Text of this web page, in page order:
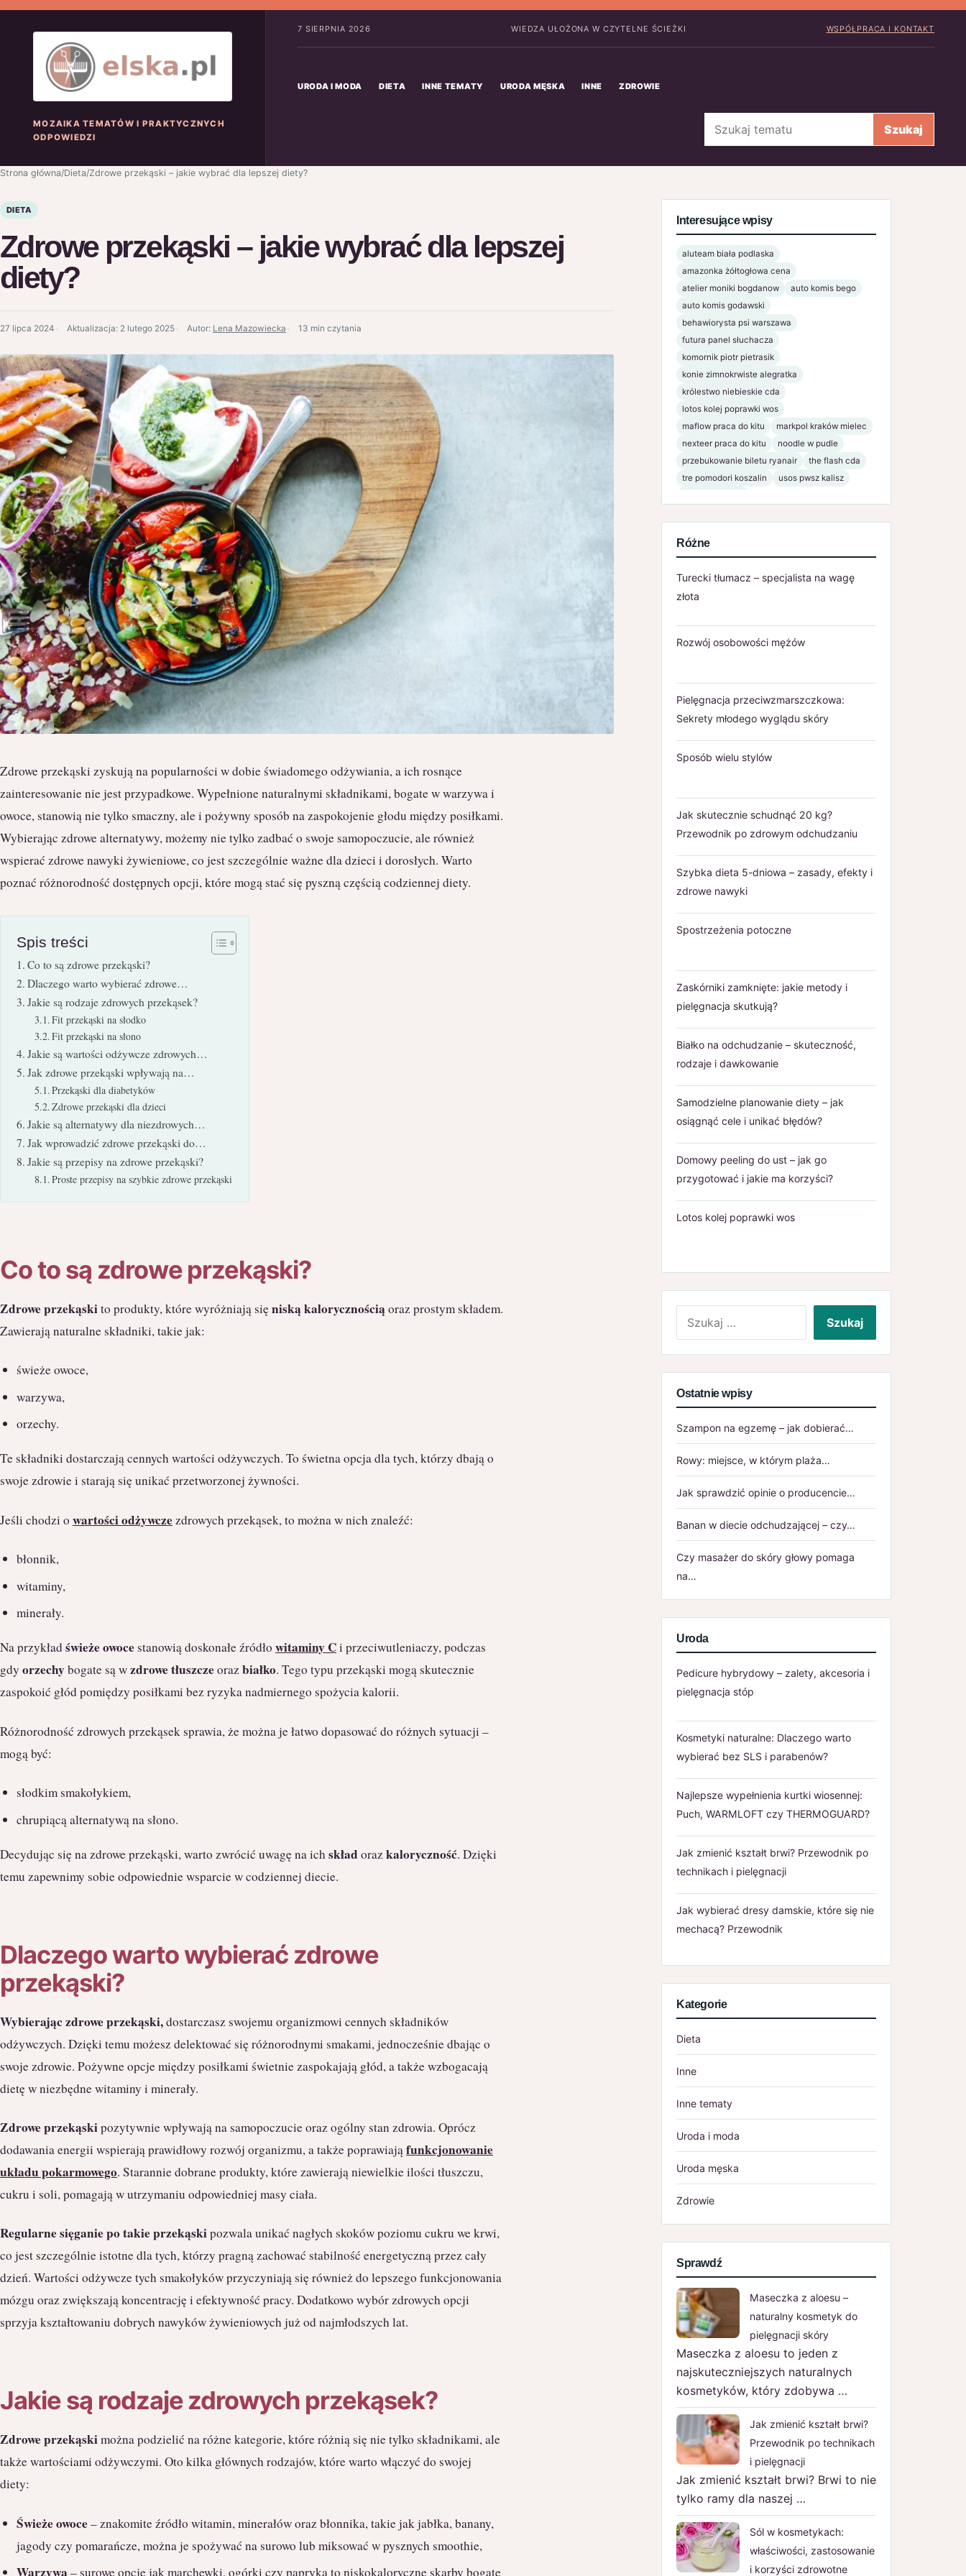
MOZAIKA TEMATÓW I PRAKTYCZNYCH
ODPOWIEDZI
7 SIERPNIA 2026 WIEDZA UŁOŻONA W CZYTELNE ŚCIEŻKI WSPÓŁPRACA I KONTAKT
URODA I MODA DIETA INNE TEMATY URODA MĘSKA INNE ZDROWIE
Szukaj Szukaj
Strona główna/Dieta/Zdrowe przekąski – jakie wybrać dla lepszej diety?
DIETA
Zdrowe przekąski – jakie wybrać dla lepszej
diety?
27 lipca 2024 Aktualizacja: 2 lutego 2025 Autor: Lena Mazowiecka 13 min czytania
Zdrowe przekąski zyskują na popularności w dobie świadomego odżywiania, a ich rosnące
zainteresowanie nie jest przypadkowe. Wypełnione naturalnymi składnikami, bogate w warzywa i
owoce, stanowią nie tylko smaczny, ale i pożywny sposób na zaspokojenie głodu między posiłkami.
Wybierając zdrowe alternatywy, możemy nie tylko zadbać o swoje samopoczucie, ale również
wspierać zdrowe nawyki żywieniowe, co jest szczególnie ważne dla dzieci i dorosłych. Warto
poznać różnorodność dostępnych opcji, które mogą stać się pyszną częścią codziennej diety.
Spis treści
Co to są zdrowe przekąski?
Dlaczego warto wybierać zdrowe…
Jakie są rodzaje zdrowych przekąsek?
Fit przekąski na słodko
Fit przekąski na słono
Jakie są wartości odżywcze zdrowych…
Jak zdrowe przekąski wpływają na…
Przekąski dla diabetyków
Zdrowe przekąski dla dzieci
Jakie są alternatywy dla niezdrowych…
Jak wprowadzić zdrowe przekąski do…
Jakie są przepisy na zdrowe przekąski?
Proste przepisy na szybkie zdrowe przekąski
Co to są zdrowe przekąski?
Zdrowe przekąskito produkty, które wyróżniają się niską kalorycznością oraz prostym składem.
Zawierają naturalne składniki, takie jak:
świeże owoce,
warzywa,
orzechy.
Te składniki dostarczają cennych wartości odżywczych. To świetna opcja dla tych, którzy dbają o
swoje zdrowie i starają się unikać przetworzonej żywności.
Jeśli chodzi o wartości odżywczezdrowych przekąsek, to można w nich znaleźć:
błonnik,
witaminy,
minerały.
Na przykładświeże owoce stanowią doskonałe źródło witaminy Ci przeciwutleniaczy, podczas
gdy orzechybogate są wzdrowe tłuszczeorazbiałko. Tego typu przekąski mogą skutecznie
zaspokoić głód pomiędzy posiłkami bez ryzyka nadmiernego spożycia kalorii.
Różnorodność zdrowych przekąsek sprawia, że można je łatwo dopasować do różnych sytuacji –
mogą być:
słodkim smakołykiem,
chrupiącą alternatywą na słono.
Decydując się na zdrowe przekąski, warto zwrócić uwagę na ichskład orazkaloryczność. Dzięki
temu zapewnimy sobie odpowiednie wsparcie w codziennej diecie.
Dlaczego warto wybierać zdrowe
przekąski?
Wybierając zdrowe przekąski,dostarczasz swojemu organizmowi cennych składników
odżywczych. Dzięki temu możesz delektować się różnorodnymi smakami, jednocześnie dbając o
swoje zdrowie. Pożywne opcje między posiłkami świetnie zaspokajają głód, a także wzbogacają
dietę w niezbędne witaminy i minerały.
Zdrowe przekąskipozytywnie wpływają na samopoczucie oraz ogólny stan zdrowia. Oprócz
dodawania energii wspierają prawidłowy rozwój organizmu, a także poprawiająfunkcjonowanie
układu pokarmowego. Starannie dobrane produkty, które zawierają niewielkie ilości tłuszczu,
cukru i soli, pomagają w utrzymaniu odpowiedniej masy ciała.
Regularne sięganie po takie przekąskipozwala unikać nagłych skoków poziomu cukru we krwi,
co jest szczególnie istotne dla tych, którzy pragną zachować stabilność energetyczną przez cały
dzień. Wartości odżywcze tych smakołyków przyczyniają się również do lepszego funkcjonowania
mózgu oraz zwiększają koncentrację i efektywność pracy. Dodatkowo wybór zdrowych opcji
sprzyja kształtowaniu dobrych nawyków żywieniowych już od najmłodszych lat.
Jakie są rodzaje zdrowych przekąsek?
Zdrowe przekąskimożna podzielić na różne kategorie, które różnią się nie tylko składnikami, ale
także wartościami odżywczymi. Oto kilka głównych rodzajów, które warto włączyć do swojej
diety:
Świeże owoce– znakomite źródło witamin, minerałów oraz błonnika, takie jak jabłka, banany,
jagody czy pomarańcze, można je spożywać na surowo lub miksować w pysznych smoothie,
Warzywa – surowe opcje jak marchewki, ogórki czy papryka to niskokaloryczne skarby bogate
Interesujące wpisy
aluteam biała podlaska
amazonka żółtogłowa cena
atelier moniki bogdanow
auto komis bego
auto komis godawski
behawiorysta psi warszawa
futura panel słuchacza
komornik piotr pietrasik
konie zimnokrwiste alegratka
królestwo niebieskie cda
lotos kolej poprawki wos
maflow praca do kitu
markpol kraków mielec
nexteer praca do kitu
noodle w pudle
przebukowanie biletu ryanair
the flash cda
tre pomodori koszalin
usos pwsz kalisz
Różne
Turecki tłumacz – specjalista na wagę
złota
Rozwój osobowości mężów
Pielęgnacja przeciwzmarszczkowa:
Sekrety młodego wyglądu skóry
Sposób wielu stylów
Jak skutecznie schudnąć 20 kg?
Przewodnik po zdrowym odchudzaniu
Szybka dieta 5-dniowa – zasady, efekty i
zdrowe nawyki
Spostrzeżenia potoczne
Zaskórniki zamknięte: jakie metody i
pielęgnacja skutkują?
Białko na odchudzanie – skuteczność,
rodzaje i dawkowanie
Samodzielne planowanie diety – jak
osiągnąć cele i unikać błędów?
Domowy peeling do ust – jak go
przygotować i jakie ma korzyści?
Lotos kolej poprawki wos
Ostatnie wpisy
Szampon na egzemę – jak dobierać…
Rowy: miejsce, w którym plaża…
Jak sprawdzić opinie o producencie…
Banan w diecie odchudzającej – czy…
Czy masażer do skóry głowy pomaga
na…
Uroda
Pedicure hybrydowy – zalety, akcesoria i
pielęgnacja stóp
Kosmetyki naturalne: Dlaczego warto
wybierać bez SLS i parabenów?
Najlepsze wypełnienia kurtki wiosennej:
Puch, WARMLOFT czy THERMOGUARD?
Jak zmienić kształt brwi? Przewodnik po
technikach i pielęgnacji
Jak wybierać dresy damskie, które się nie
mechacą? Przewodnik
Kategorie
Dieta
Inne
Inne tematy
Uroda i moda
Uroda męska
Zdrowie
Sprawdź
Maseczka z aloesu –
naturalny kosmetyk do
pielęgnacji skóry
Maseczka z aloesu to jeden z
najskuteczniejszych naturalnych
kosmetyków, który zdobywa …
Jak zmienić kształt brwi?
Przewodnik po technikach
i pielęgnacji
Jak zmienić kształt brwi? Brwi to nie
tylko ramy dla naszej …
Sól w kosmetykach:
właściwości, zastosowanie
i korzyści zdrowotne